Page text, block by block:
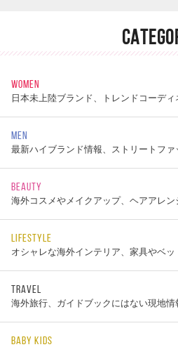
WOMEN
日本未上陸ブランド、トレンドコーデ
MEN
最新ハイブランド情報、ストリートフ
BEAUTY
海外コスメやメイクアップ、ヘアアレン
LIFESTYLE
オシャレな海外インテリア、家具やベ
TRAVEL
海外旅行、ガイドブックにはない現地
BABY KIDS